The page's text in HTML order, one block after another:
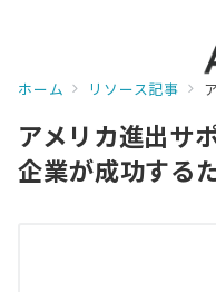
ホーム リソース記事
アメリカ進出サ
企業が成功する